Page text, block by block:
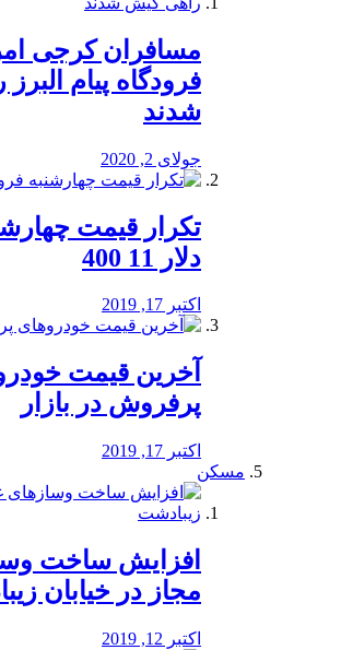
مسافران کرجی
فرودگاه پیام
شدند
جولای 2, 2020
تکرار قیمت
دلار 11 400
اکتبر 17, 2019
آخرین قیمت
پرفروش در بازار
اکتبر 17, 2019
مسکن
افزایش ساخت
مجاز در خیابان
اکتبر 12, 2019